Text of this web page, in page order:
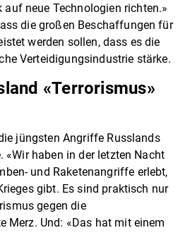
auf neue Technologien richten.»
die großen Beschaffungen für
werden sollen, dass es die
Verteidigungsindustrie stärke.
«Terrorismus»
jüngsten Angriffe Russlands
«Wir haben in der letzten Nacht
und Raketenangriffe erlebt,
gibt. Es sind praktisch nur
gegen die
Merz. Und: «Das hat mit einem